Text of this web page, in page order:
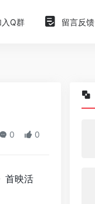
入Q群 留言反馈
0 0
首映活